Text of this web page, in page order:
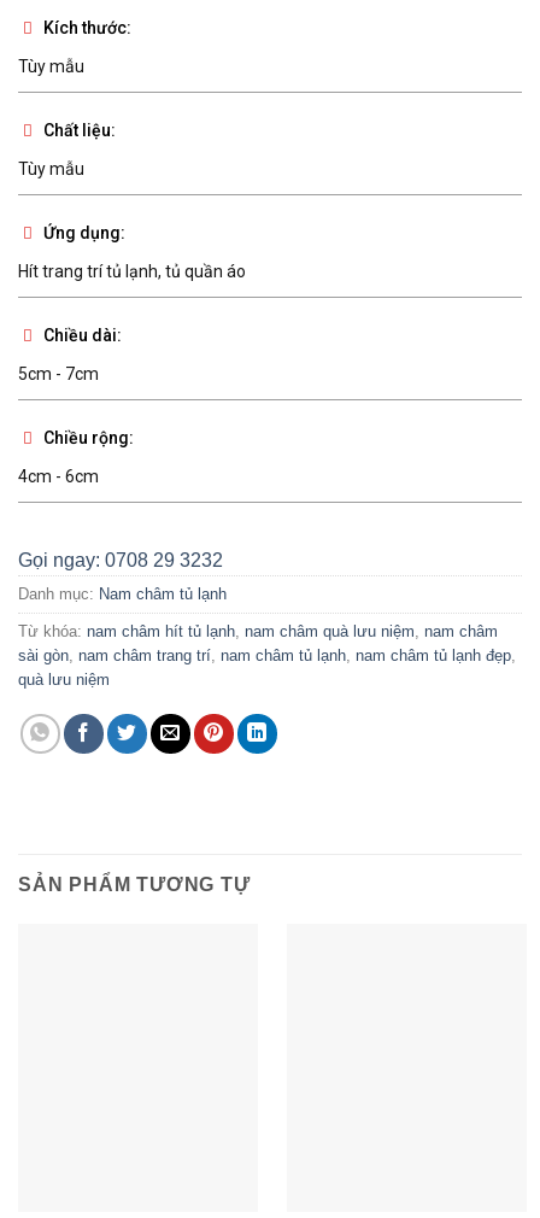
Kích thước:
Tùy mẫu
Chất liệu:
Tùy mẫu
Ứng dụng:
Hít trang trí tủ lạnh, tủ quần áo
Chiều dài:
5cm - 7cm
Chiều rộng:
4cm - 6cm
Gọi ngay: 0708 29 3232
Danh mục: Nam châm tủ lạnh
Từ khóa: nam châm hít tủ lạnh, nam châm quà lưu niệm, nam châm
sài gòn, nam châm trang trí, nam châm tủ lạnh, nam châm tủ lạnh đẹp,
quà lưu niệm
SẢN PHẨM TƯƠNG TỰ